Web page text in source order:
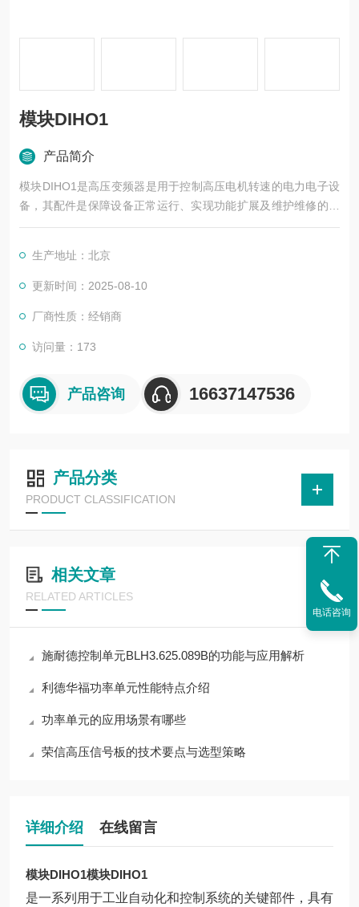
模块DIHO1
产品简介
模块DIHO1是高压变频器是用于控制高压电机转速的电力电子设
备，其配件是保障设备正常运行、实现功能扩展及维护维修的重
要组成部分。这些配件种类繁多，涵盖了功率变换、控制、冷
生产地址：北京
更新时间：2025-08-10
厂商性质：经销商
访问量：173
产品咨询 16637147536
产品分类
PRODUCT CLASSIFICATION
相关文章
RELATED ARTICLES
施耐德控制单元BLH3.625.089B的功能与应用解析
利德华福功率单元性能特点介绍
功率单元的应用场景有哪些
荣信高压信号板的技术要点与选型策略
详细介绍 在线留言
模块DIHO1模块DIHO1
是一系列用于工业自动化和控制系统的关键部件，具有
电话咨询